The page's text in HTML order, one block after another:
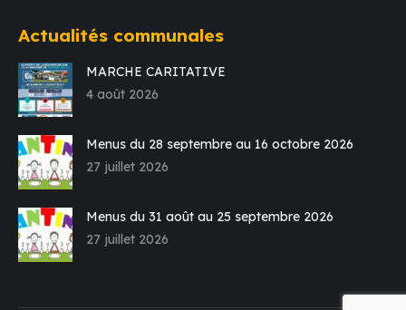
Actualités communales
MARCHE CARITATIVE
4 août 2026
Menus du 28 septembre au 16 octobre 2026
27 juillet 2026
Menus du 31 août au 25 septembre 2026
27 juillet 2026